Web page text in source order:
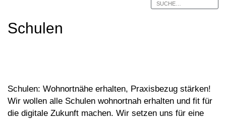
Schulen
Schulen: Wohnortnähe erhalten, Praxisbezug stärken!
Wir wollen alle Schulen wohnortnah erhalten und fit für
die digitale Zukunft machen. Wir setzen uns für eine